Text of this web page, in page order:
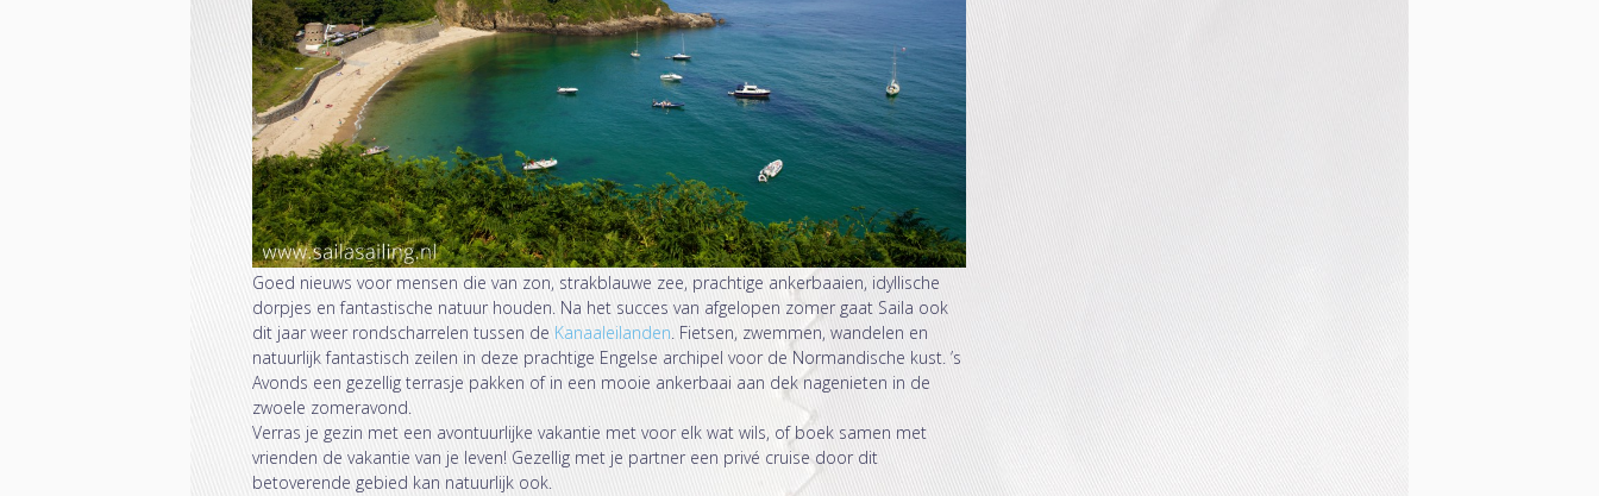
Goed nieuws voor mensen die van zon, strakblauwe zee, prachtige ankerbaaien, idyllische
dorpjes en fantastische natuur houden. Na het succes van afgelopen zomer gaat Saila ook
dit jaar weer rondscharrelen tussen de Kanaaleilanden. Fietsen, zwemmen, wandelen en
natuurlijk fantastisch zeilen in deze prachtige Engelse archipel voor de Normandische kust. ’s
Avonds een gezellig terrasje pakken of in een mooie ankerbaai aan dek nagenieten in de
zwoele zomeravond.
Verras je gezin met een avontuurlijke vakantie met voor elk wat wils, of boek samen met
vrienden de vakantie van je leven! Gezellig met je partner een privé cruise door dit
betoverende gebied kan natuurlijk ook.